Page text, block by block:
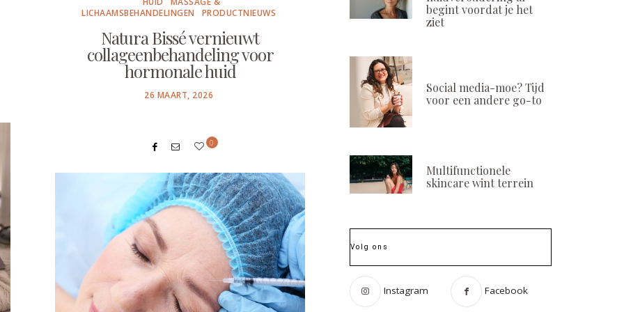
LICHAAMSBEHANDELINGEN
PRODUCTNIEUWS
Natura Bissé vernieuwt
collageenbehandeling voor
hormonale huid
POSTED
26 MAART, 2026
0
begint voordat je het
ziet
Social media-moe? Tijd
voor een andere go-to
Multifunctionele
skincare wint terrein
Volg ons
Instagram Facebook